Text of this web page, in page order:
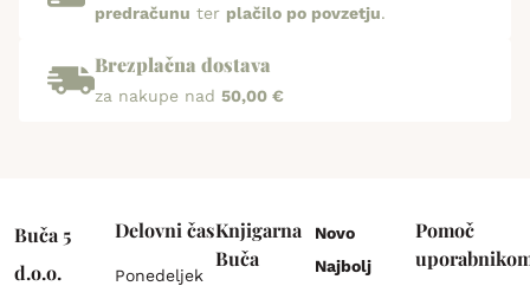
predračunu ter plačilo po povzetju.
Brezplačna dostava
za nakupe nad 50,00 €
Buča 5
d.o.o.
Delovni čas
Ponedeljek
Knjigarna
Buča
Novo
Najbolj
Pomoč